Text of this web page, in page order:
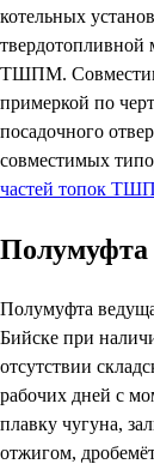
котельных
твердотопливной
ТШПМ.
примеркой по
посадочного
совместимых
частей топок
Полумуфта
Полумуфта
Бийске при
отсутствии
рабочих дней с
плавку чугуна,
отжигом,